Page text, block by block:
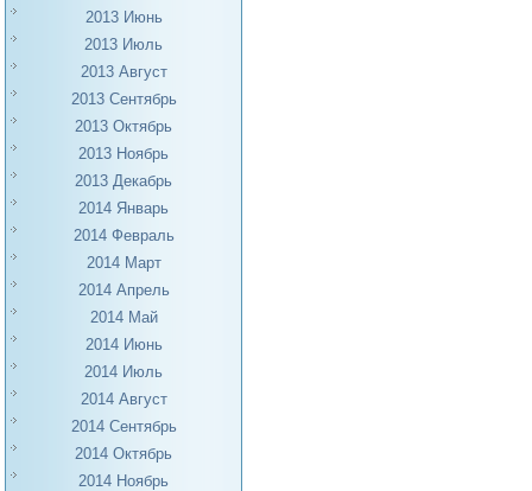
2013 Июнь
2013 Июль
2013 Август
2013 Сентябрь
2013 Октябрь
2013 Ноябрь
2013 Декабрь
2014 Январь
2014 Февраль
2014 Март
2014 Апрель
2014 Май
2014 Июнь
2014 Июль
2014 Август
2014 Сентябрь
2014 Октябрь
2014 Ноябрь